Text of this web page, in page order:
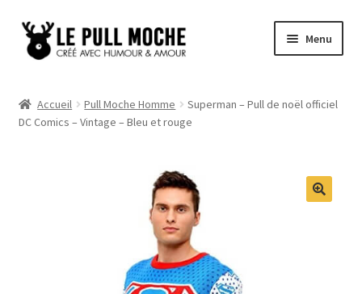
Aller
Aller
au
Menu
Pull Noël Femme
Accueil Pull Moche Homme
Superman – Pull de noël officiel
DC Comics – Vintage – Bleu et rouge